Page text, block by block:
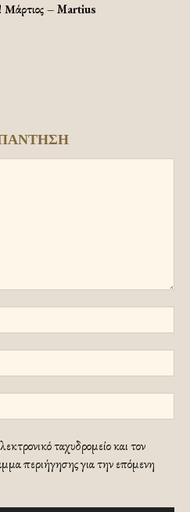
– Martius
ταχυδρομείο και τον
περιήγησης για την επόμενη